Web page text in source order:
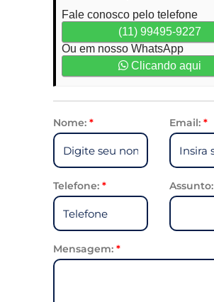
Fale conosco pelo telefone
(11) 99495-9227
Ou em nosso WhatsApp
Clicando aqui
Nome: * Email: *
Telefone: * Assunto:
Mensagem: *